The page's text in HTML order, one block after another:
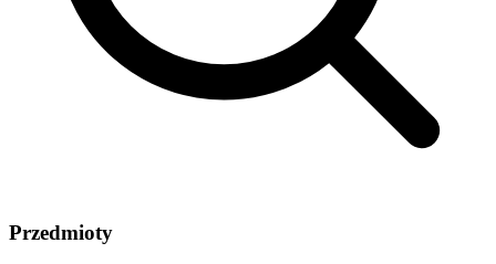
Przedmioty